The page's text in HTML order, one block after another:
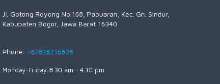
Jl. Gotong Royong No.168, Pabuaran, Kec. Gn. Sindur,
Kabupaten Bogor, Jawa Barat 16340
Phone: +62818716828
Monday-Friday:8.30 am - 4.30 pm